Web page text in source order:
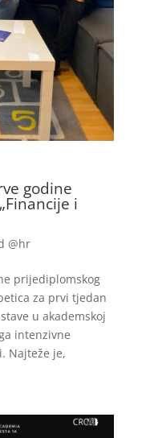
godine
i
@hr
prijediplomskog
za prvi tjedan
u akademskoj
intenzivne
Najteže je,